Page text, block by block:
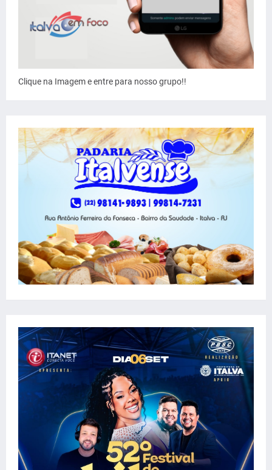
Clique na Imagem e entre para nosso grupo!!